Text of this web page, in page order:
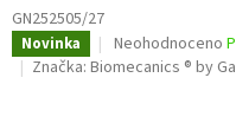
GN252505/27
Novinka
Průměrné
hodnocení
Neohodnoceno
Značka: Biomecanics ® by